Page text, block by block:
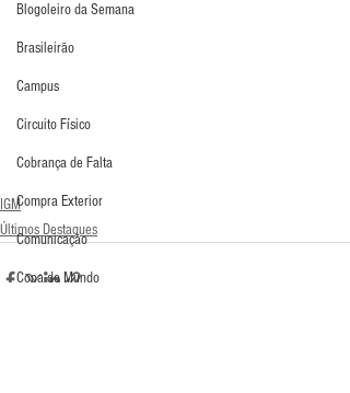
Blogoleiro da Semana
Brasileirão
Campus
Circuito Físico
Cobrança de Falta
Compra Exterior
Comunicação
Copa do Mundo
IGM
Últimos Destaques